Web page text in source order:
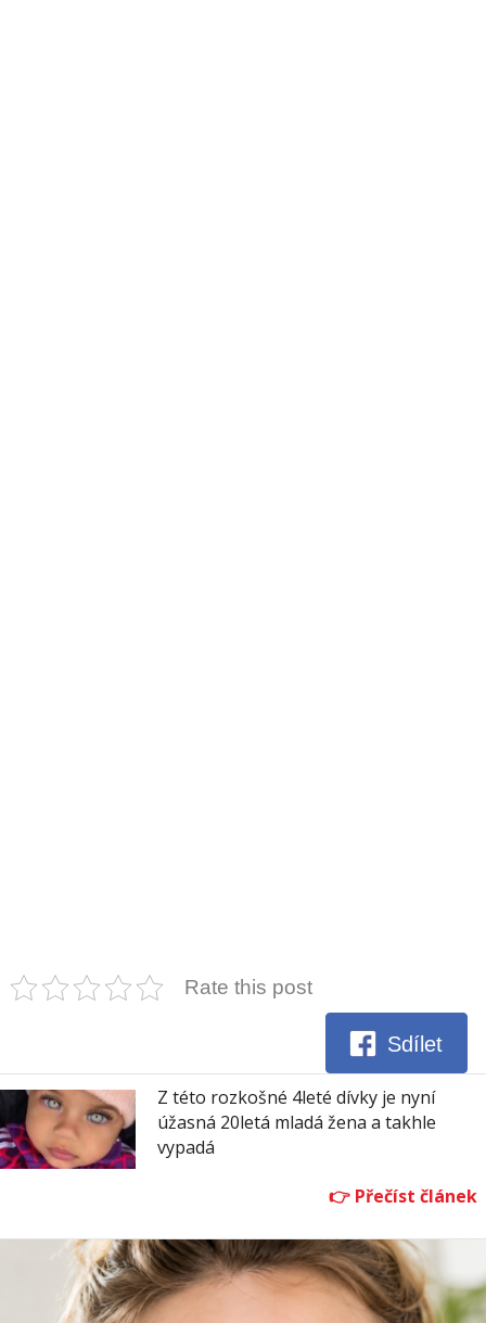
Rate this post
Sdílet
Z této rozkošné 4leté dívky je nyní
úžasná 20letá mladá žena a takhle
vypadá